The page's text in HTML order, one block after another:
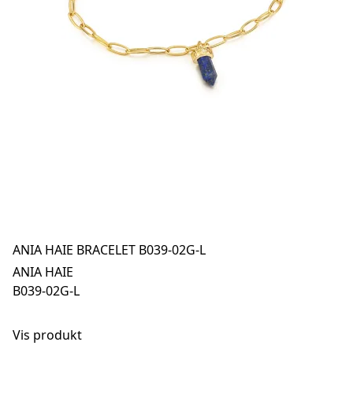
ANIA HAIE BRACELET B039-02G-L
ANIA HAIE
B039-02G-L
Vis produkt